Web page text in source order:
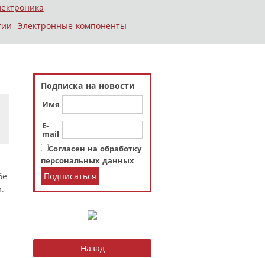
Электронные компоненты
Подписка на новости
Имя
E-
mail
Согласен на обработку
персональных данных